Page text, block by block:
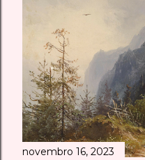
novembro 16, 2023